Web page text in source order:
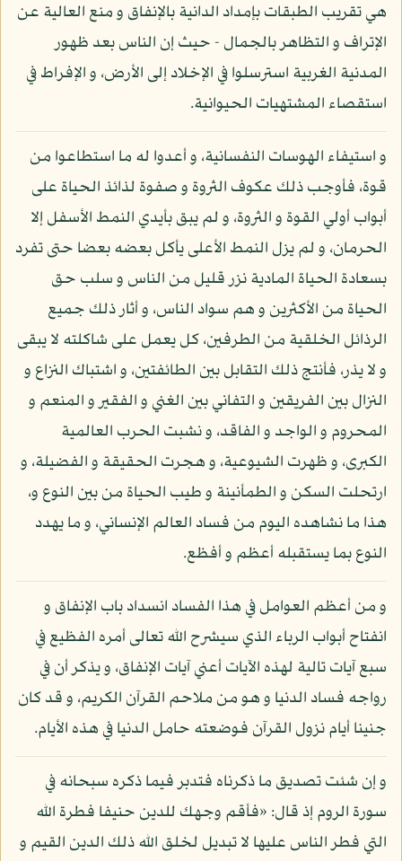
هي تقريب الطبقات بإمداد الدانية بالإنفاق و منع العالية عن
الإتراف و التظاهر بالجمال - حيث إن الناس بعد ظهور
المدنية الغربية استرسلوا في الإخلاد إلى الأرض، و الإفراط في
استقصاء المشتهيات الحيوانية.
و استيفاء الهوسات النفسانية، و أعدوا له ما استطاعوا من
قوة، فأوجب ذلك عكوف الثروة و صفوة لذائذ الحياة على
أبواب أولي القوة و الثروة، و لم يبق بأيدي النمط الأسفل إلا
الحرمان، و لم يزل النمط الأعلى يأكل بعضه بعضا حتى تفرد
بسعادة الحياة المادية نزر قليل من الناس و سلب حق
الحياة من الأكثرين و هم سواد الناس، و أثار ذلك جميع
الرذائل الخلقية من الطرفين، كل يعمل على شاكلته لا يبقى
و لا يذر، فأنتج ذلك التقابل بين الطائفتين، و اشتباك النزاع و
النزال بين الفريقين و التفاني بين الغني و الفقير و المنعم و
المحروم و الواجد و الفاقد، و نشبت الحرب العالمية
الكبرى، و ظهرت الشيوعية، و هجرت الحقيقة و الفضيلة، و
ارتحلت السكن و الطمأنينة و طيب الحياة من بين النوع و،
هذا ما نشاهده اليوم من فساد العالم الإنساني، و ما يهدد
النوع بما يستقبله أعظم و أفظع.
و من أعظم العوامل في هذا الفساد انسداد باب الإنفاق و
انفتاح أبواب الرباء الذي سيشرح الله تعالى أمره الفظيع في
سبع آيات تالية لهذه الآيات أعني آيات الإنفاق، و يذكر أن في
رواجه فساد الدنيا و هو من ملاحم القرآن الكريم، و قد كان
جنينا أيام نزول القرآن فوضعته حامل الدنيا في هذه الأيام.
و إن شئت تصديق ما ذكرناه فتدبر فيما ذكره سبحانه في
سورة الروم إذ قال: «فأقم وجهك للدين حنيفا فطرة الله
التي فطر الناس عليها لا تبديل لخلق الله ذلك الدين القيم و